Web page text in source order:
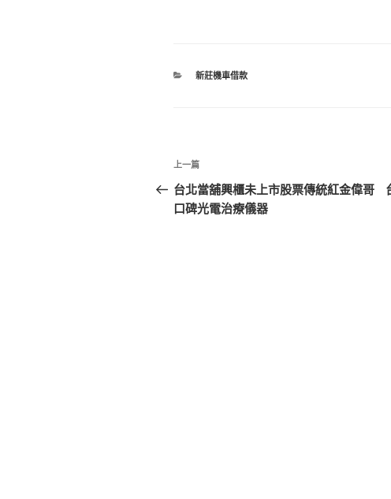
分
新莊機車借款
文
章
導
上
一
篇
上一篇
台北當舖興櫃未上市股票傳統紅金偉哥
口碑光電治療儀器